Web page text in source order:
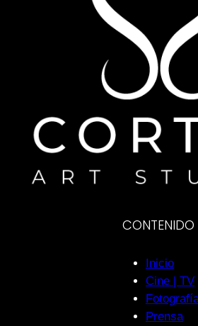
CONTENIDO
Inicio
Cine | TV
Prensa